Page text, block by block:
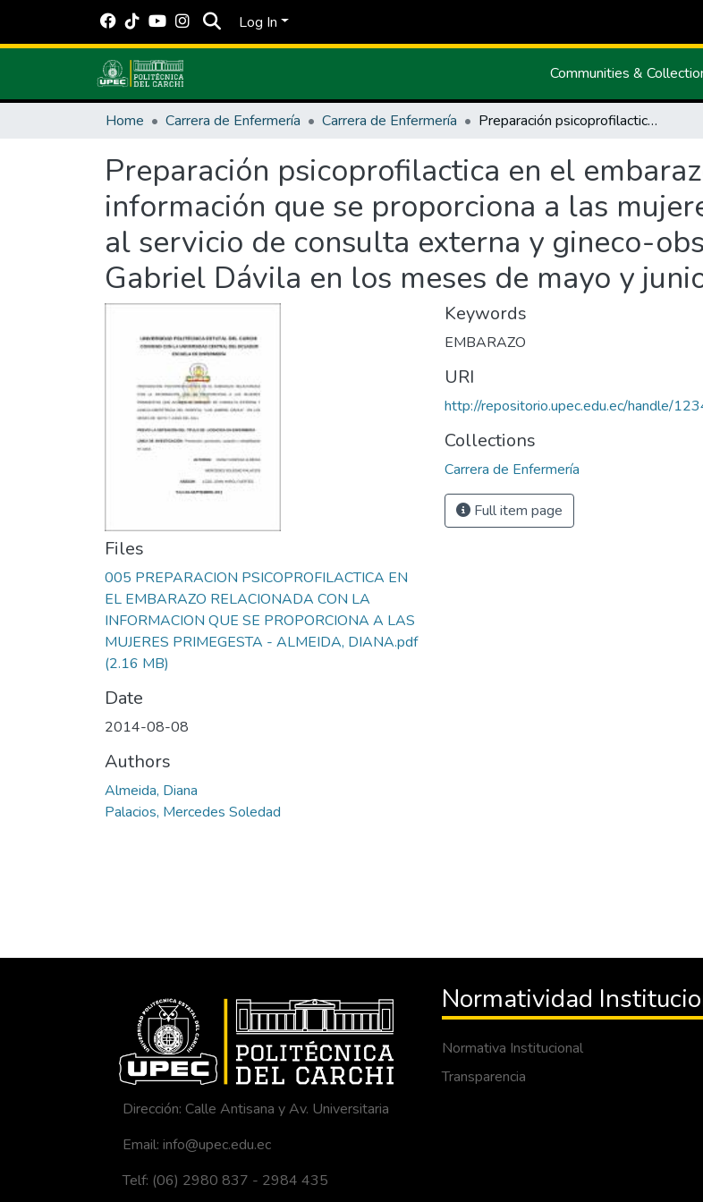
Log In
Communities &
Home Carrera de Enfermería Carrera de Enfermería Preparación psicoprofilactica en el embarazo relacionada con la información que se proporciona a las mujeres primegestas que acuden al servicio de consulta externa y gineco-obstetricia del hospital Luis Gabriel Dávila en los meses de mayo y junio del 2011
Preparación psicoprofilactica en el
información que se proporciona a las
al servicio de consulta externa y gineco-
Gabriel Dávila en los meses de mayo y
Files
005 PREPARACION PSICOPROFILACTICA EN
EL EMBARAZO RELACIONADA CON LA
INFORMACION QUE SE PROPORCIONA A LAS
MUJERES PRIMEGESTA - ALMEIDA, DIANA.pdf
(2.16 MB)
Date
2014-08-08
Authors
Almeida, Diana
Palacios, Mercedes Soledad
Keywords
EMBARAZO
URI
http://repositorio.upec.edu.ec/handle/
Collections
Carrera de Enfermería
Full item page
Dirección: Calle Antisana y Av. Universitaria
Email: info@upec.edu.ec
Telf: (06) 2980 837 - 2984 435
Normatividad
Normativa Institucional
Transparencia